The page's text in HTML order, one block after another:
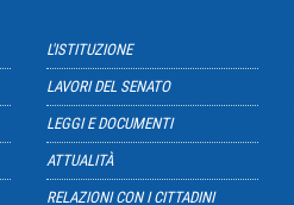
L'ISTITUZIONE
LAVORI DEL SENATO
LEGGI E DOCUMENTI
ATTUALITÀ
RELAZIONI CON I CITTADINI